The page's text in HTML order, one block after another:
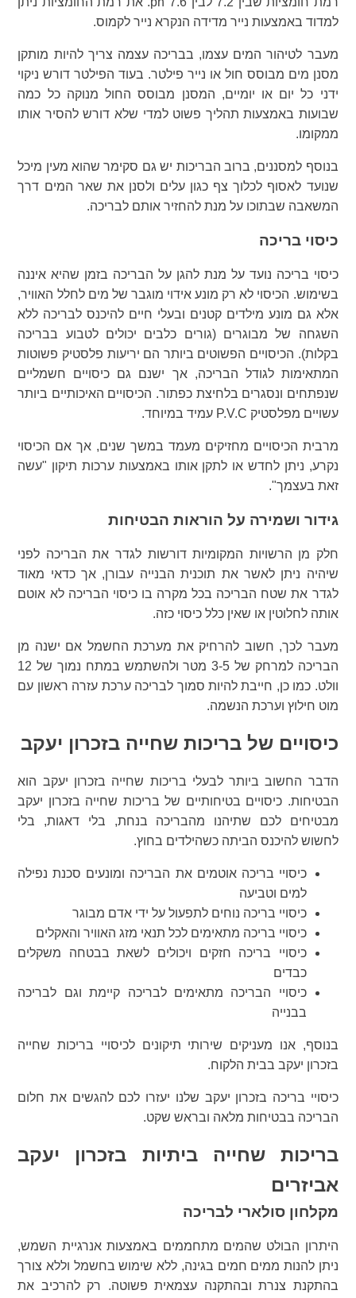
למדוד באמצעות נייר מדידה הנקרא נייר לקמוס.
מעבר לטיהור המים עצמו, בבריכה עצמה צריך להיות מותקן
מסנן מים מבוסס חול או נייר פילטר. בעוד הפילטר דורש ניקוי
ידני כל יום או יומיים, המסנן מבוסס החול מנוקה כל כמה
שבועות באמצעות תהליך פשוט למדי שלא דורש להסיר אותו
ממקומו.
בנוסף למסננים, ברוב הבריכות יש גם סקימר שהוא מעין מיכל
שנועד לאסוף לכלוך צף כגון עלים ולסנן את שאר המים דרך
המשאבה שבתוכו על מנת להחזיר אותם לבריכה.
כיסוי בריכה
כיסוי בריכה נועד על מנת להגן על הבריכה בזמן שהיא איננה
בשימוש. הכיסוי לא רק מונע אידוי מוגבר של מים לחלל האוויר,
אלא גם מונע מילדים קטנים ובעלי חיים להיכנס לבריכה ללא
השגחה של מבוגרים (גורים כלבים יכולים לטבוע בבריכה
בקלות). הכיסויים הפשוטים ביותר הם יריעות פלסטיק פשוטות
המתאימות לגודל הבריכה, אך ישנם גם כיסויים חשמליים
שנפתחים ונסגרים בלחיצת כפתור. הכיסויים האיכותיים ביותר
עשויים מפלסטיק P.V.C עמיד במיוחד.
מרבית הכיסויים מחזיקים מעמד במשך שנים, אך אם הכיסוי
נקרע, ניתן לחדש או לתקן אותו באמצעות ערכות תיקון "עשה
זאת בעצמך".
גידור ושמירה על הוראות הבטיחות
חלק מן הרשויות המקומיות דורשות לגדר את הבריכה לפני
שיהיה ניתן לאשר את תוכנית הבנייה עבורן, אך כדאי מאוד
לגדר את שטח הבריכה בכל מקרה בו כיסוי הבריכה לא אוטם
אותה לחלוטין או שאין כלל כיסוי כזה.
מעבר לכך, חשוב להרחיק את מערכת החשמל אם ישנה מן
הבריכה למרחק של 3-5 מטר ולהשתמש במתח נמוך של 12
וולט. כמו כן, חייבת להיות סמוך לבריכה ערכת עזרה ראשון עם
מוט חילוץ וערכת הנשמה.
כיסויים של בריכות שחייה בזכרון יעקב
הדבר החשוב ביותר לבעלי בריכות שחייה בזכרון יעקב הוא
הבטיחות. כיסויים בטיחותיים של בריכות שחייה בזכרון יעקב
מבטיחים לכם שתיהנו מהבריכה בנחת, בלי דאגות, בלי
לחשוש להיכנס הביתה כשהילדים בחוץ.
כיסויי בריכה אוטמים את הבריכה ומונעים סכנת נפילה
למים וטביעה
כיסויי בריכה נוחים לתפעול על ידי אדם מבוגר
כיסויי בריכה מתאימים לכל תנאי מזג האוויר והאקלים
כיסויי בריכה חזקים ויכולים לשאת בבטחה משקלים
כבדים
כיסויי הבריכה מתאימים לבריכה קיימת וגם לבריכה
בבנייה
בנוסף, אנו מעניקים שירותי תיקונים לכיסויי בריכות שחייה
בזכרון יעקב בבית הלקוח.
כיסויי בריכה בזכרון יעקב שלנו יעזרו לכם להגשים את חלום
הבריכה בבטיחות מלאה ובראש שקט.
בריכות שחייה ביתיות בזכרון יעקב
אביזרים
מקלחון סולארי לבריכה
היתרון הבולט שהמים מתחממים באמצעות אנרגיית השמש,
ניתן להנות ממים חמים בגינה, ללא שימוש בחשמל וללא צורך
בהתקנת צנרת ובהתקנה עצמאית פשוטה. רק להרכיב את